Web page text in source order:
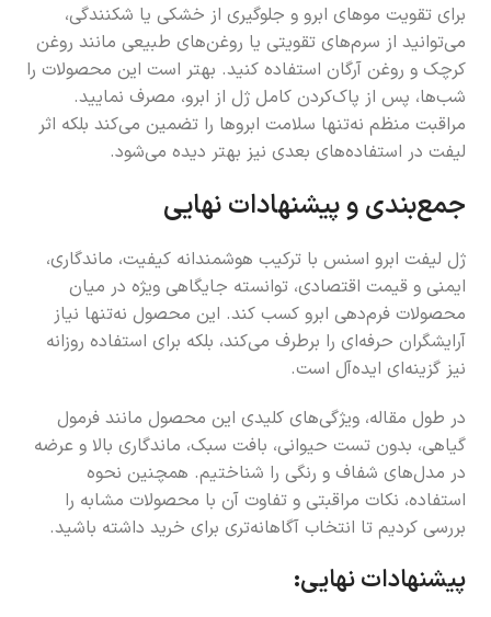
برای تقویت موهای ابرو و جلوگیری از خشکی یا شکنندگی،
می‌توانید از سرم‌های تقویتی یا روغن‌های طبیعی مانند روغن
کرچک و روغن آرگان استفاده کنید. بهتر است این محصولات را
شب‌ها، پس از پاک‌کردن کامل ژل از ابرو، مصرف نمایید.
مراقبت منظم نه‌تنها سلامت ابروها را تضمین می‌کند بلکه اثر
لیفت در استفاده‌های بعدی نیز بهتر دیده می‌شود.
جمع‌بندی و پیشنهادات نهایی
ژل لیفت ابرو اسنس با ترکیب هوشمندانه کیفیت، ماندگاری،
ایمنی و قیمت اقتصادی، توانسته جایگاهی ویژه در میان
محصولات فرم‌دهی ابرو کسب کند. این محصول نه‌تنها نیاز
آرایشگران حرفه‌ای را برطرف می‌کند، بلکه برای استفاده روزانه
نیز گزینه‌ای ایده‌آل است.
در طول مقاله، ویژگی‌های کلیدی این محصول مانند فرمول
گیاهی، بدون تست حیوانی، بافت سبک، ماندگاری بالا و عرضه
در مدل‌های شفاف و رنگی را شناختیم. همچنین نحوه
استفاده، نکات مراقبتی و تفاوت آن با محصولات مشابه را
بررسی کردیم تا انتخاب آگاهانه‌تری برای خرید داشته باشید.
پیشنهادات نهایی: